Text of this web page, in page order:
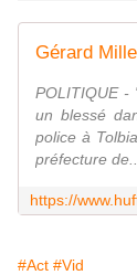
POLITIQUE -
un blessé
police à
préfecture de...
#Act #Vid